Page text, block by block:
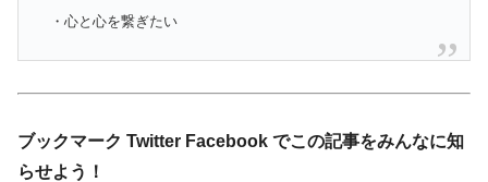
・心と心を繋ぎたい
ブックマーク Twitter Facebook でこの記事をみんなに知
らせよう！